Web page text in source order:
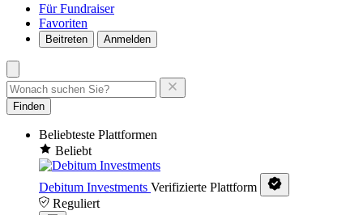
Für Fundraiser
Favoriten
Beitreten Anmelden
Finden
Beliebteste Plattformen
Beliebt
Debitum Investments Verifizierte Plattform
Reguliert